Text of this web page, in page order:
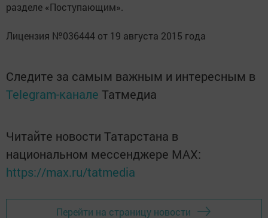
разделе «Поступающим».
Лицензия №036444 от 19 августа 2015 года
Следите за самым важным и интересным в
Telegram-канале Татмедиа
Читайте новости Татарстана в
национальном мессенджере MАХ:
https://max.ru/tatmedia
Перейти на страницу новости